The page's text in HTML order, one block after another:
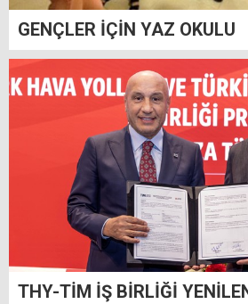
GENÇLER İÇİN YAZ OKULU
THY-TİM İŞ BİRLİĞİ